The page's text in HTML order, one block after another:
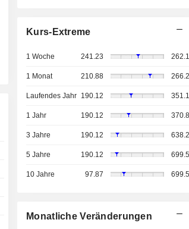
Kurs-Extreme
1 Woche 241.23
1 Monat 210.88
Laufendes Jahr 190.12
1 Jahr 190.12
3 Jahre 190.12
5 Jahre 190.12
10 Jahre 97.87
Monatliche Veränderungen